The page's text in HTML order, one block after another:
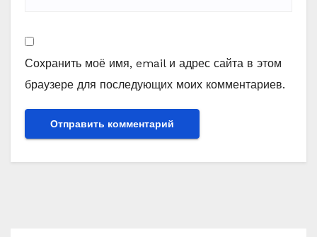
Сохранить моё имя, email и адрес сайта в этом
браузере для последующих моих комментариев.